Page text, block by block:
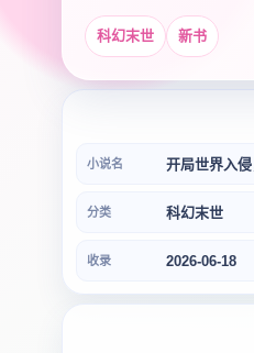
科幻末世 新书
小说名 开局世界入侵
分类 科幻末世
收录 2026-06-18